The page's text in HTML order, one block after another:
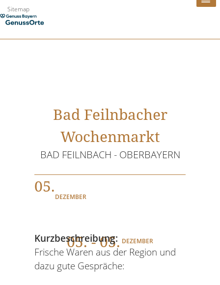
Zum
Inhalt
Sitemap
Bad Feilnbacher
Wochenmarkt
BAD FEILNBACH - OBERBAYERN
05.
DEZEMBER
05. - 05. DEZEMBER
Kurzbeschreibung:
Frische Waren aus der Region und
dazu gute Gespräche: